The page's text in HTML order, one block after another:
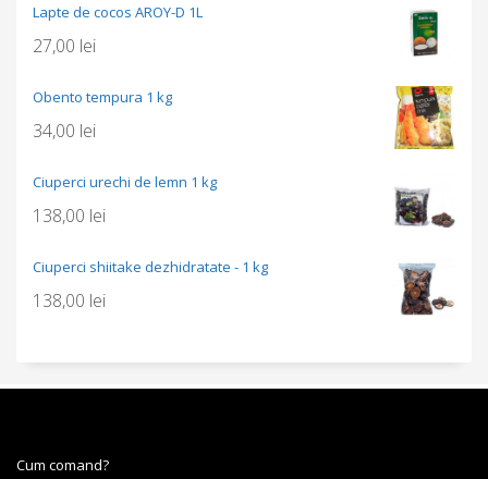
Lapte de cocos AROY-D 1L
27,00 lei
Obento tempura 1 kg
34,00 lei
Ciuperci urechi de lemn 1 kg
138,00 lei
Ciuperci shiitake dezhidratate - 1 kg
138,00 lei
Cum comand?